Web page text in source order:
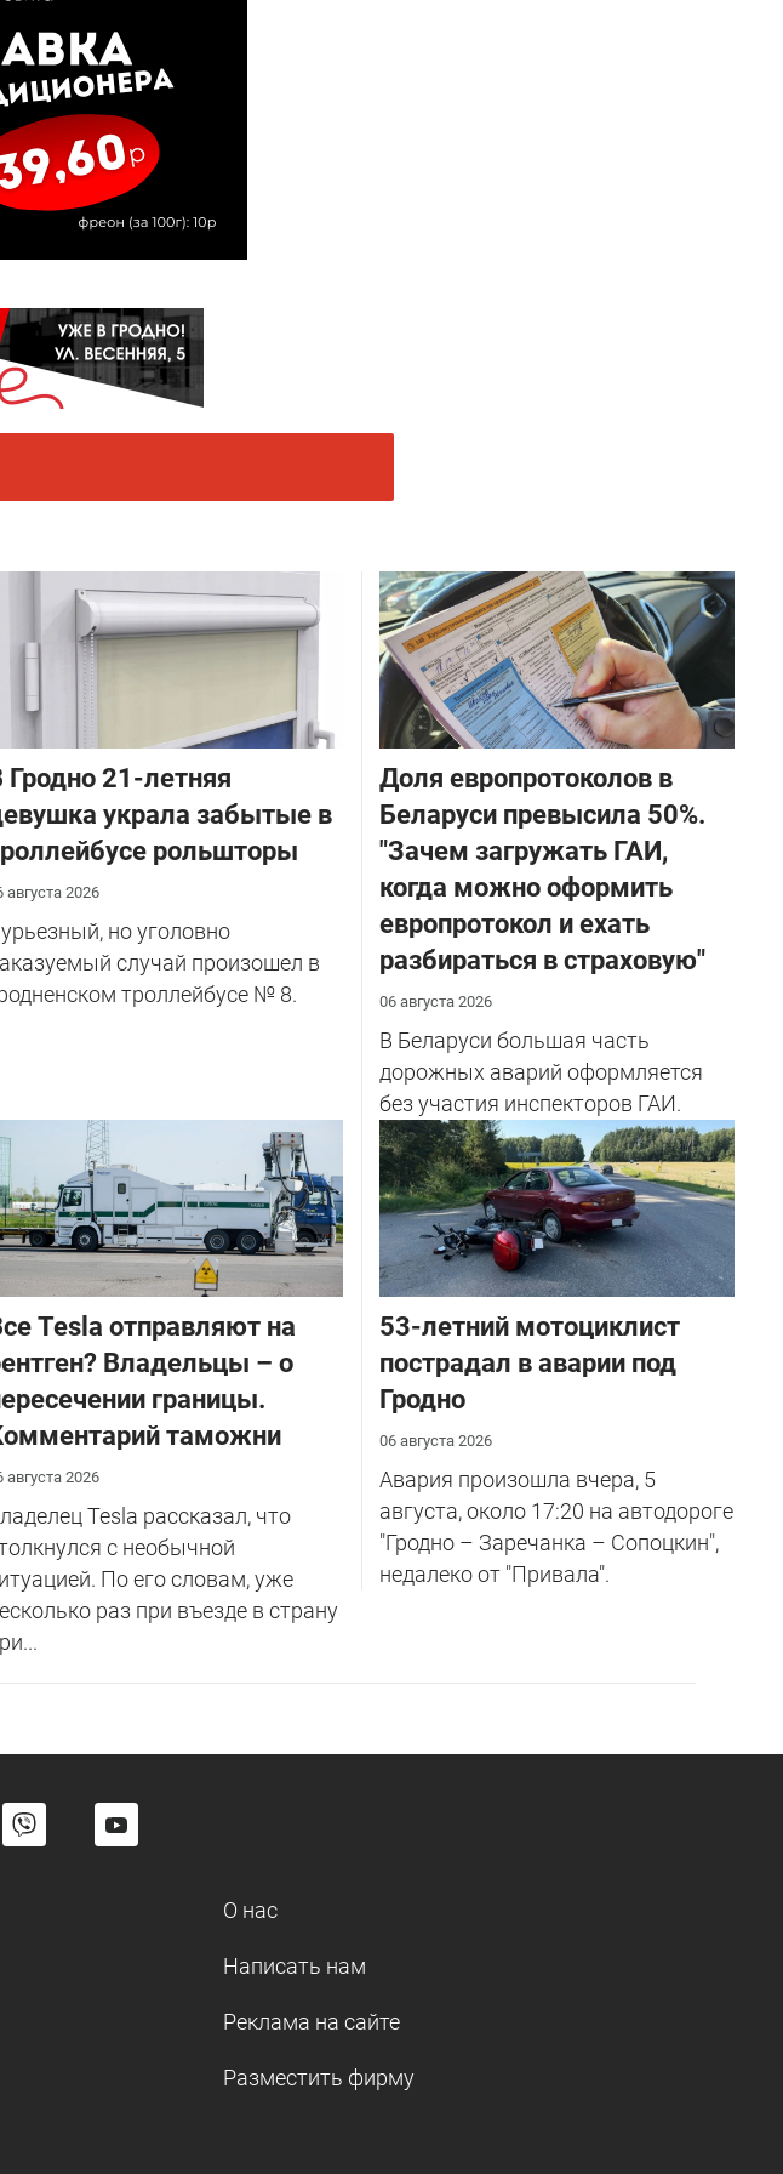
Гродно 21-летняя
украла забытые в
рольшторы
августа 2026
но уголовно
случай произошел в
троллейбусе № 8.
Доля европротоколов в
Беларуси превысила 50%.
"Зачем загружать ГАИ,
когда можно оформить
европротокол и ехать
разбираться в страховую"
06 августа 2026
В Беларуси большая часть
дорожных аварий оформляется
без участия инспекторов ГАИ.
Tesla отправляют на
Владельцы – о
границы.
таможни
августа 2026
Tesla рассказал, что
с необычной
По его словам, уже
раз при въезде в страну
53-летний мотоциклист
пострадал в аварии под
Гродно
06 августа 2026
Авария произошла вчера, 5
августа, около 17:20 на автодороге
"Гродно – Заречанка – Сопоцкин",
недалеко от "Привала".
О нас
Написать нам
Реклама на сайте
Разместить фирму